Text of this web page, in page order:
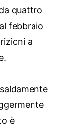
quattro
febbraio
a
è